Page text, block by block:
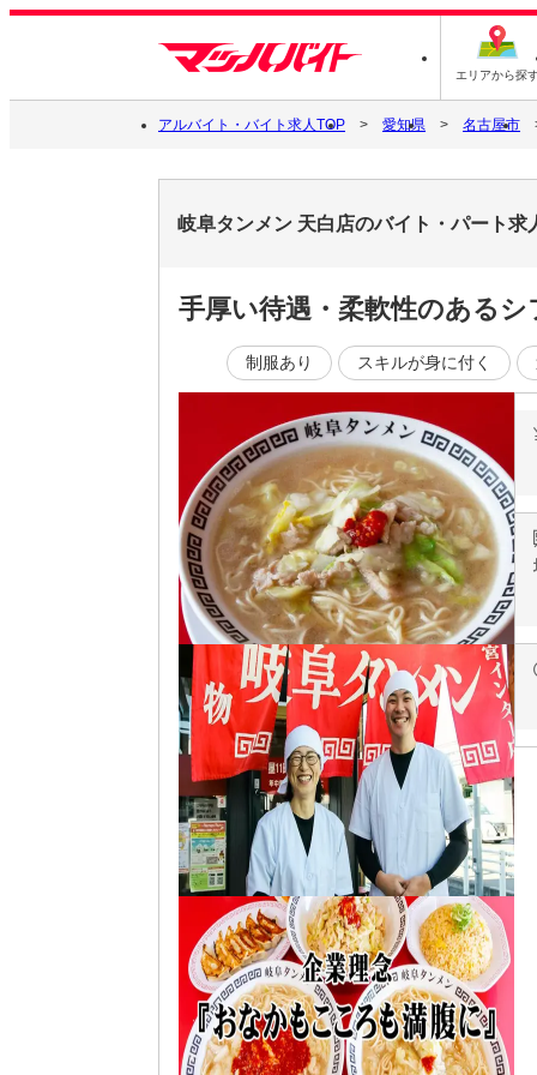
エリアから探
アルバイト・バイト求人TOP 愛知県 名古屋市
岐阜タンメン 天白店のバイト・パート求
手厚い待遇・柔軟性のある
制服あり スキルが身に付く